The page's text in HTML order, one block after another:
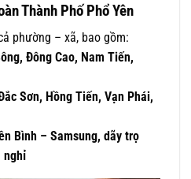
Thành Phố Phổ Yên
phường – xã, bao gồm:
Đông Cao, Nam Tiến,
Sơn, Hồng Tiến, Vạn Phái,
Bình – Samsung, dãy trọ
nghỉ